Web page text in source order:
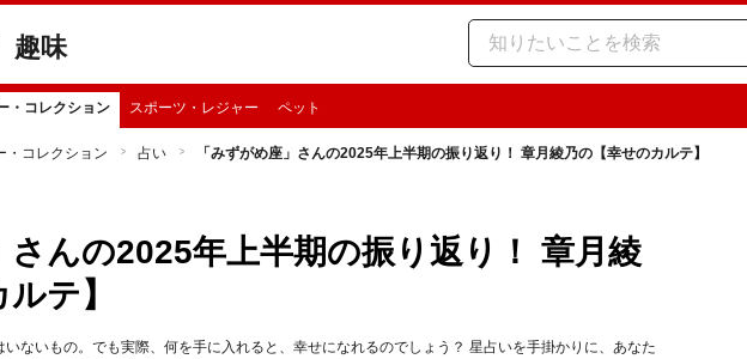
趣味
・コレクション スポーツ・レジャー ペット
・コレクション 占い 「みずがめ座」さんの2025年上半期の振り返り！ 章月綾乃の【幸せのカルテ】
さんの2025年上半期の振り返り！ 章月綾
テ】
ないもの。でも実際、何を手に入れると、幸せになれるのでしょう？ 星占いを手掛かりに、あなた